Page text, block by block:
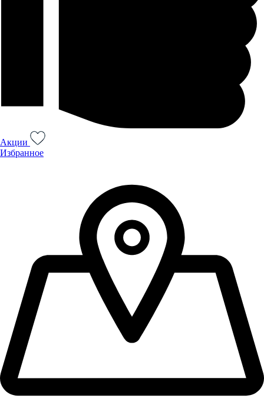
Акции
Избранное